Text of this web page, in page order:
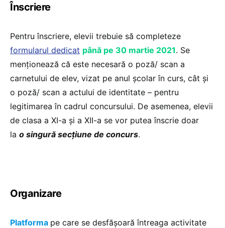
Înscriere
Pentru înscriere, elevii trebuie să completeze
formularul dedicat până pe 30 martie 2021. Se
menționează că este necesară o poză/ scan a
carnetului de elev, vizat pe anul școlar în curs, cât și
o poză/ scan a actului de identitate – pentru
legitimarea în cadrul concursului. De asemenea, elevii
de clasa a XI-a și a XII-a se vor putea înscrie doar
la o singură secțiune de concurs.
Organizare
Platforma pe care se desfășoară întreaga activitate